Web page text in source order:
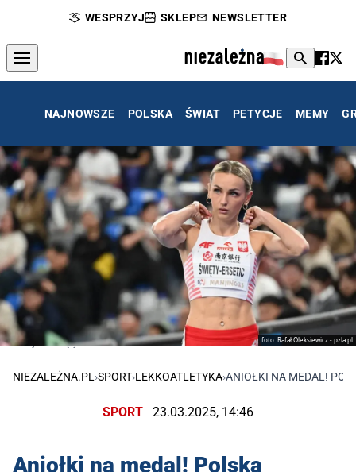
WESPRZYJ SKLEP NEWSLETTER
NAJNOWSZE POLSKA ŚWIAT PETYCJE MEMY
foto: Rafał Oleksiewicz - pzla.pl
Justyna Święty-Ersetic
NIEZALEŻNA.PL ›SPORT›LEKKOATLETYKA›ANIOŁKI NA MEDAL!
SPORT 23.03.2025, 14:46
Aniołki na medal! Polska